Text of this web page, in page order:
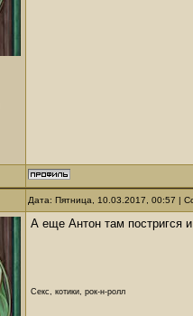
Дата: Пятница, 10.03.2017, 00:57 |
А еще Антон там постригся
Секс, котики, рок-н-ролл